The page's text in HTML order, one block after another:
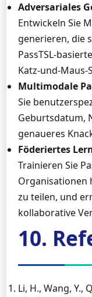
Adversariales
Entwickeln Sie
generieren, die
PassTSL-
Katz-und-Maus-
Multimodale
Sie
Geburtsdatum,
genaueres
Föderiertes
Trainieren Sie
Organisationen
zu teilen, und
kollaborative
10.
Li, H., Wang, Y.,